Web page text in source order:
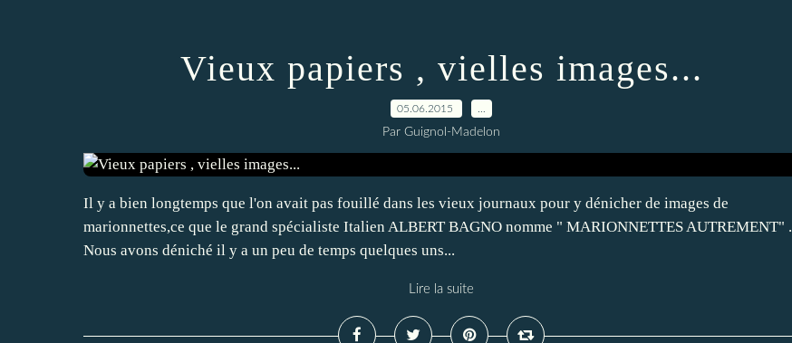
Vieux papiers , vielles images...
05.06.2015
Par Guignol-Madelon
Il y a bien longtemps que l'on avait pas fouillé dans les vieux journaux pour y dénicher de images de
marionnettes,ce que le grand spécialiste Italien ALBERT BAGNO nomme " MARIONNETTES AUTREMENT" .
Nous avons déniché il y a un peu de temps quelques uns...
Lire la suite